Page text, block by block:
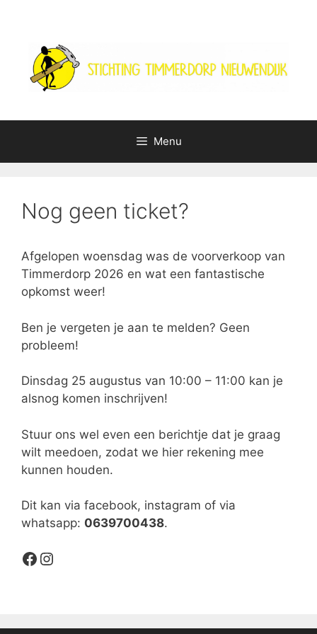
inhoud
Menu
Nog geen ticket?
Afgelopen woensdag was de voorverkoop van
Timmerdorp 2026 en wat een fantastische
opkomst weer!
Ben je vergeten je aan te melden? Geen
probleem!
Dinsdag 25 augustus van 10:00 – 11:00 kan je
alsnog komen inschrijven!
Stuur ons wel even een berichtje dat je graag
wilt meedoen, zodat we hier rekening mee
kunnen houden.
Dit kan via facebook, instagram of via
whatsapp: 0639700438.
https://www.facebook.com/profile.php?id=100092283681591#
https://www.instagram.com/